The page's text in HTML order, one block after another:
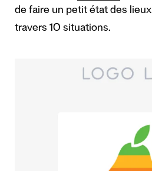
de faire un petit état des
travers 10 situations.